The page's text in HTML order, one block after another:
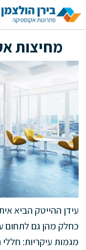
לדלג
לתוכן
מחיצות
עידן ההייטק הביא
כחלק מהן גם לתחום
מגמות עיקריות: